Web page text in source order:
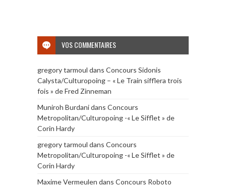
VOS COMMENTAIRES
gregory tarmoul dans Concours Sidonis
Calysta/Culturopoing – « Le Train sifflera trois
fois » de Fred Zinneman
Muniroh Burdanidans Concours
Metropolitan/Culturopoing -« Le Sifflet » de
Corin Hardy
gregory tarmoul dans Concours
Metropolitan/Culturopoing -« Le Sifflet » de
Corin Hardy
Maxime Vermeulen dans Concours Roboto